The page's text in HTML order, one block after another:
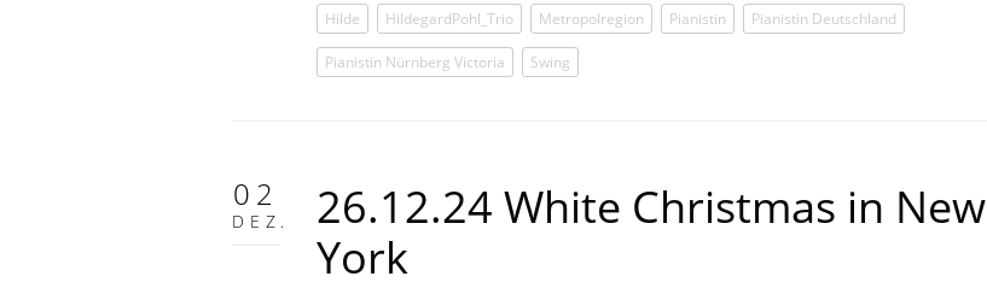
Hilde HildegardPohl_Trio Metropolregion Pianistin Pianistin Deutschland
Pianistin Nürnberg Victoria Swing
02
DEZ.
26.12.24 White Christmas in New
York